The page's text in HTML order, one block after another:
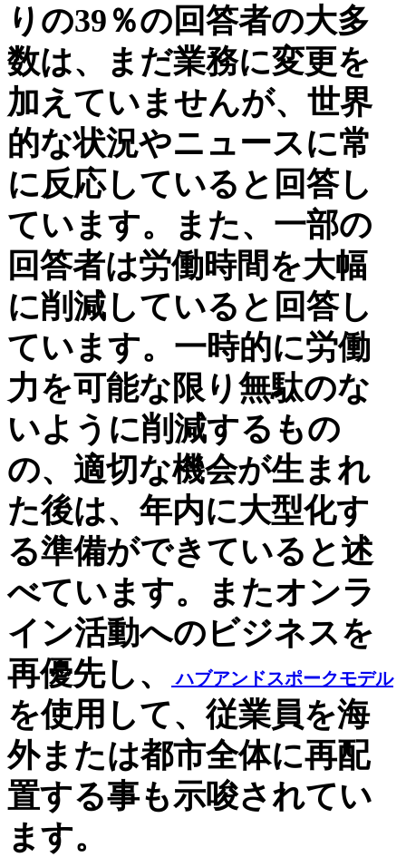
りの39％の回答者の大多
数は、まだ業務に変更を
加えていませんが、世界
的な状況やニュースに常
に反応していると回答し
ています。また、一部の
回答者は労働時間を大幅
に削減していると回答し
ています。一時的に労働
力を可能な限り無駄のな
いように削減するもの
の、適切な機会が生まれ
た後は、年内に大型化す
る準備ができていると述
べています。またオンラ
イン活動へのビジネスを
再優先し、
ハブアンドスポークモデル
を使用して、従業員を海
外または都市全体に再配
置する事も示唆されてい
ます。